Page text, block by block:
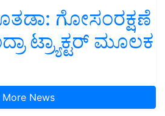
ಗೋಸಂರಕ್ಷಣೆ
ಟ್ರ್ಯಾಕ್ಟರ್ ಮೂಲಕ
More News